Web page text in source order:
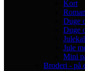
Kort
Duge
Duge
Jule
Mini
Broderi - på